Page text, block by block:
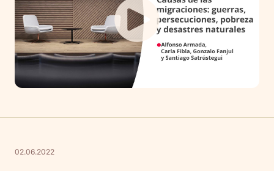
02.06.2022